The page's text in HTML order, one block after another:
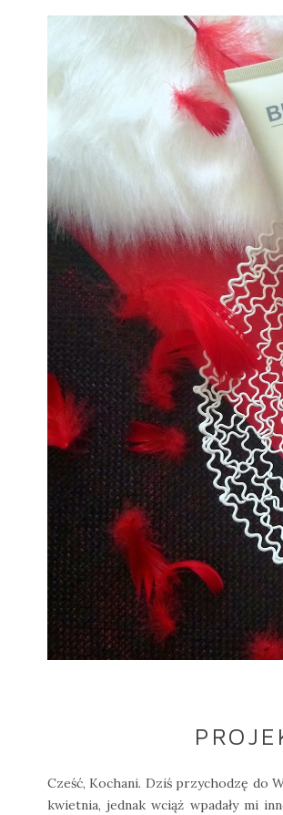
Cześć, Kochani. Dziś przychodzę do
kwietnia, jednak wciąż wpadały mi